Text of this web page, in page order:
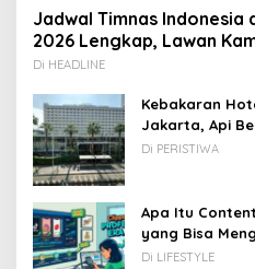
Jadwal Timnas Indonesia
2026 Lengkap, Lawan
Di HEADLINE
Kebakaran
Jakarta, Api
Di PERISTIWA
Apa Itu
yang Bisa
Rupiah
Di LIFESTYLE